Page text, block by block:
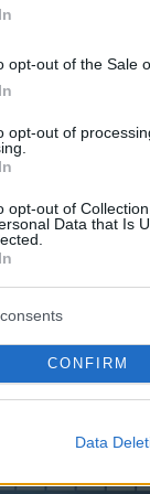
opt-out of the Sale
opt-out of
opt-out of
Data that Is
CONFIRM
Data
και
της
για την
και